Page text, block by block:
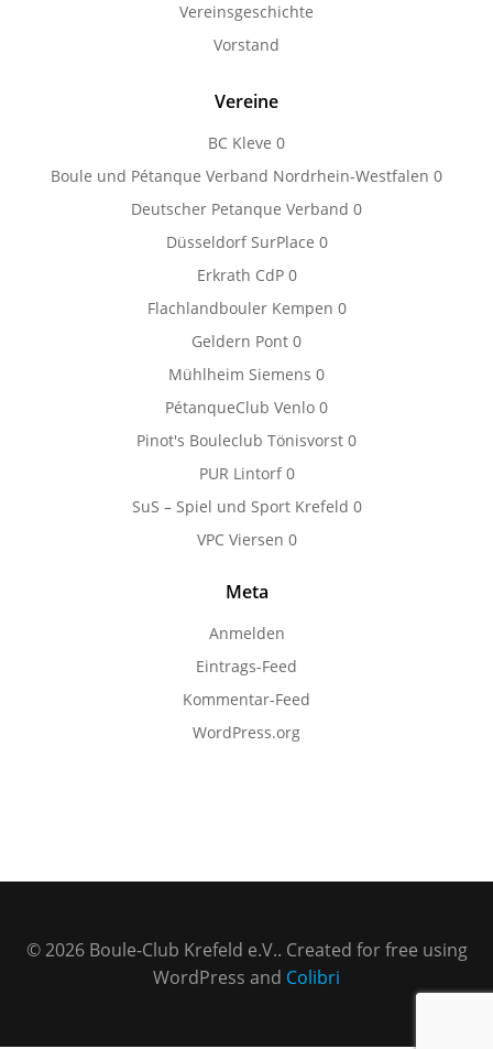
Vereinsgeschichte
Vorstand
Vereine
BC Kleve 0
Boule und Pétanque Verband Nordrhein-Westfalen 0
Deutscher Petanque Verband 0
Düsseldorf SurPlace 0
Erkrath CdP0
Flachlandbouler Kempen 0
Geldern Pont 0
Mühlheim Siemens 0
PétanqueClub Venlo 0
Pinot's Bouleclub Tönisvorst 0
PUR Lintorf0
SuS – Spiel und Sport Krefeld 0
VPC Viersen 0
Meta
Anmelden
Eintrags-Feed
Kommentar-Feed
WordPress.org
© 2026 Boule-Club Krefeld e.V.. Created for free using
WordPress and Colibri